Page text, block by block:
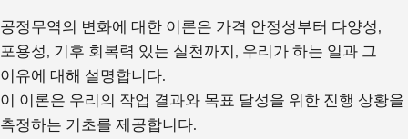
공정무역의 변화에 대한 이론은 가격 안정성부터 다양성,
포용성, 기후 회복력 있는 실천까지, 우리가 하는 일과 그
이유에 대해 설명합니다.
이 이론은 우리의 작업 결과와 목표 달성을 위한 진행 상황을